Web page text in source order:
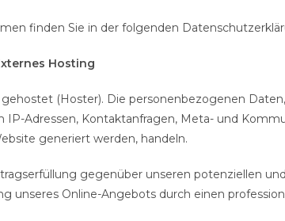
finden Sie in der folgenden
Hosting
(Hoster). Die personenbezogenen
IP-Adressen, Kontaktanfragen, Meta- und
generiert werden, handeln.
gegenüber unseren potenziellen
Online-Angebots durch einen